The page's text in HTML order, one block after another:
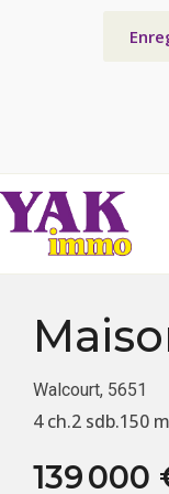
Walcourt, 5651
4 ch.2 sdb.150
139 000